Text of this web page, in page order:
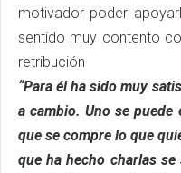
motivador poder
sentido muy contento
retribución
“Para él ha sido muy
a cambio. Uno se
que se compre lo que
que ha hecho charlas